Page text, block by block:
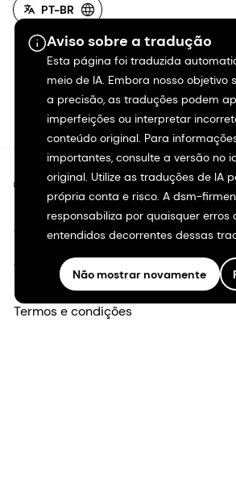
Aviso sobre a tradução
Esta página foi traduzida
meio de IA. Embora nosso objetivo
a precisão, as traduções podem
imperfeições ou interpretar
conteúdo original. Para
importantes, consulte a versão no
original. Utilize as traduções de IA
própria conta e risco. A dsm-
responsabiliza por quaisquer erros
entendidos decorrentes dessas
Não mostrar novamente
PT-BR
©2026 dsm-firmenich. Todos os
Aviso de privacidade
Termos de uso
Termos e condições